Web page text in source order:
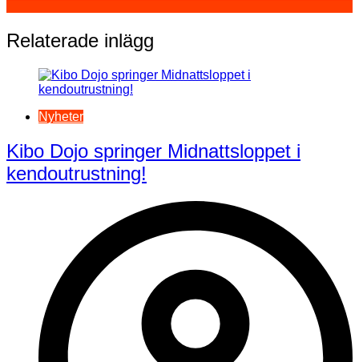
Relaterade inlägg
Nyheter
Kibo Dojo springer Midnattsloppet i
kendoutrustning!